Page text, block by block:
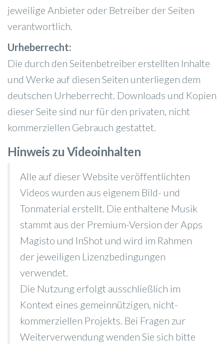
jeweilige Anbieter oder Betreiber der Seiten
verantwortlich.
Urheberrecht:
Die durch den Seitenbetreiber erstellten Inhalte
und Werke auf diesen Seiten unterliegen dem
deutschen Urheberrecht. Downloads und Kopien
dieser Seite sind nur für den privaten, nicht
kommerziellen Gebrauch gestattet.
Hinweis zu Videoinhalten
Alle auf dieser Website veröffentlichten
Videos wurden aus eigenem Bild- und
Tonmaterial erstellt. Die enthaltene Musik
stammt aus der Premium-Version der Apps
Magisto und InShot und wird im Rahmen
der jeweiligen Lizenzbedingungen
verwendet.
Die Nutzung erfolgt ausschließlich im
Kontext eines gemeinnützigen, nicht-
kommerziellen Projekts. Bei Fragen zur
Weiterverwendung wenden Sie sich bitte